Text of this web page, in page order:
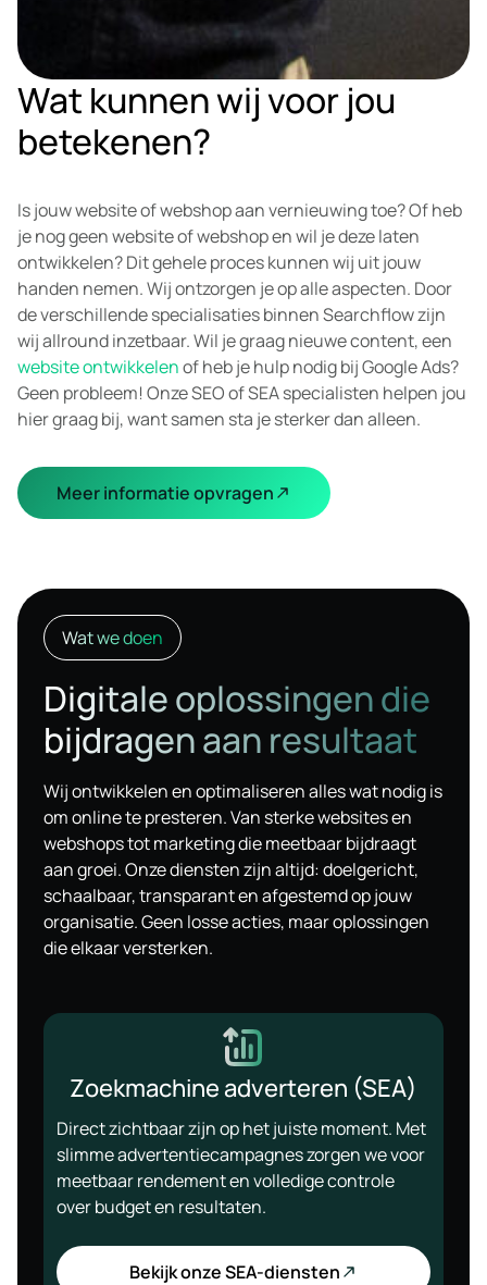
Wat kunnen wij voor jou
betekenen?
Is jouw website of webshop aan vernieuwing toe? Of heb
je nog geen website of webshop en wil je deze laten
ontwikkelen? Dit gehele proces kunnen wij uit jouw
handen nemen. Wij ontzorgen je op alle aspecten. Door
de verschillende specialisaties binnen Searchflow zijn
wij allround inzetbaar. Wil je graag nieuwe content, een
website ontwikkelenof heb je hulp nodig bij Google Ads?
Geen probleem! Onze SEO of SEA specialisten helpen jou
hier graag bij, want samen sta je sterker dan alleen.
Meer informatie opvragen
Wat we doen
Digitale oplossingen die
bijdragen aan resultaat
Wij ontwikkelen en optimaliseren alles wat nodig is
om online te presteren. Van sterke websites en
webshops tot marketing die meetbaar bijdraagt
aan groei. Onze diensten zijn altijd: doelgericht,
schaalbaar, transparant en afgestemd op jouw
organisatie. Geen losse acties, maar oplossingen
die elkaar versterken.
Zoekmachine adverteren (SEA)
Direct zichtbaar zijn op het juiste moment. Met
slimme advertentiecampagnes zorgen we voor
meetbaar rendement en volledige controle
over budget en resultaten.
Bekijk onze SEA-diensten